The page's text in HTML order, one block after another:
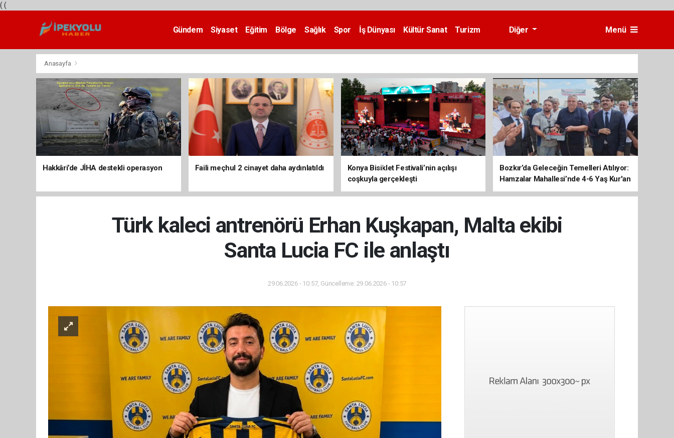
( (
Gündem Siyaset Eğitim Bölge Sağlık Spor İş Dünyası Kültür Sanat
Turizm
Diğer Menü
Anasayfa
Hakkâri’de JİHA destekli operasyon Faili meçhul 2 cinayet daha aydınlatıldı
Konya Bisiklet Festivali’nin açılışı
coşkuyla gerçekleşti
Bozkır’da Geleceğin Temelleri Atılıyor:
Hamzalar Mahallesi’nde 4-6 Yaş Kur'an
Kursu İnşaatı Başladı
Türk kaleci antrenörü Erhan Kuşkapan, Malta ekibi
Santa Lucia FC ile anlaştı
29.06.2026 - 10:57, Güncelleme: 29.06.2026 - 10:57